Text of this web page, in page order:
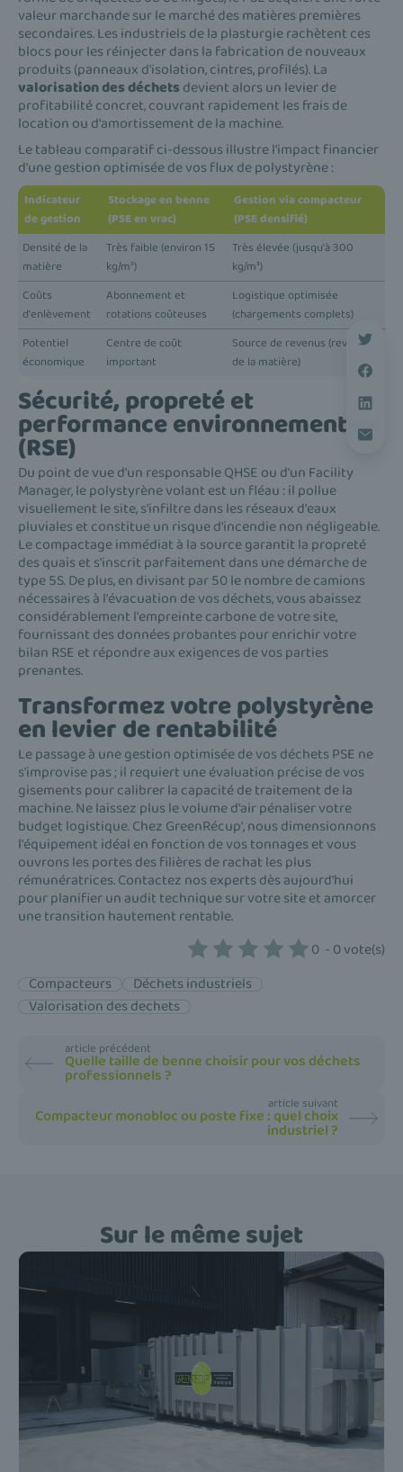
valeur marchande sur le marché des matières premières
secondaires. Les industriels de la plasturgie rachètent ces
blocs pour les réinjecter dans la fabrication de nouveaux
produits (panneaux d'isolation, cintres, profilés). La
valorisation des déchets devient alors un levier de
profitabilité concret, couvrant rapidement les frais de
location ou d'amortissement de la machine.
Le tableau comparatif ci-dessous illustre l'impact financier
d'une gestion optimisée de vos flux de polystyrène :
Indicateur
de gestion
Stockage en benne
(PSE en vrac)
Gestion via compacteur
(PSE densifié)
Densité de la
matière
Très faible (environ 15
kg/m³)
Très élevée (jusqu'à 300
kg/m³)
Coûts
d'enlèvement
Abonnement et
rotations coûteuses
Logistique optimisée
(chargements complets)
Potentiel
économique
Centre de coût
important
Source de revenus (revente
de la matière)
Sécurité, propreté et
performance environnementale
(RSE)
Du point de vue d'un responsable QHSE ou d'un Facility
Manager, le polystyrène volant est un fléau : il pollue
visuellement le site, s'infiltre dans les réseaux d'eaux
pluviales et constitue un risque d'incendie non négligeable.
Le compactage immédiat à la source garantit la propreté
des quais et s'inscrit parfaitement dans une démarche de
type 5S. De plus, en divisant par 50 le nombre de camions
nécessaires à l'évacuation de vos déchets, vous abaissez
considérablement l'empreinte carbone de votre site,
fournissant des données probantes pour enrichir votre
bilan RSE et répondre aux exigences de vos parties
prenantes.
Transformez votre polystyrène
en levier de rentabilité
Le passage à une gestion optimisée de vos déchets PSE ne
s'improvise pas ; il requiert une évaluation précise de vos
gisements pour calibrer la capacité de traitement de la
machine. Ne laissez plus le volume d'air pénaliser votre
budget logistique. Chez GreenRécup', nous dimensionnons
l'équipement idéal en fonction de vos tonnages et vous
ouvrons les portes des filières de rachat les plus
rémunératrices. Contactez nos experts dès aujourd'hui
pour planifier un audit technique sur votre site et amorcer
une transition hautement rentable.
0 - 0vote(s)
Compacteurs
Déchets industriels
Valorisation des dechets
article précédent
Quelle taille de benne choisir pour vos déchets
professionnels ?
article suivant
Compacteur monobloc ou poste fixe : quel choix
industriel ?
Sur le même sujet